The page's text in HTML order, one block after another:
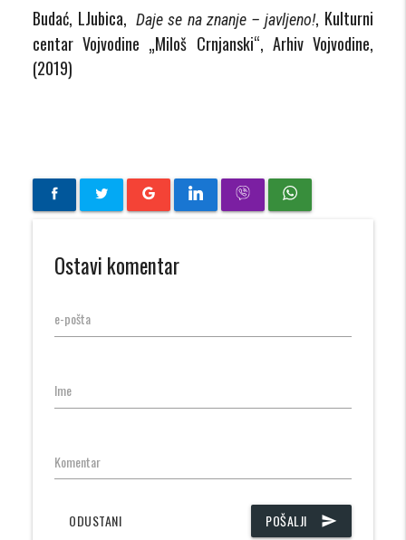
Budać, LJubica,Daje se na znanje – javljeno!, Kulturni
centar Vojvodine „Miloš Crnjanski“, Arhiv Vojvodine,
(2019)
Ostavi komentar
e-pošta
Ime
Komentar
POŠALJI send
ODUSTANI